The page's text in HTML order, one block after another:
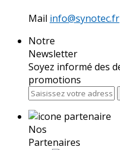
Mail info@synotec.fr
Notre
Newsletter
Soyez informé des
promotions
Nos
Partenaires